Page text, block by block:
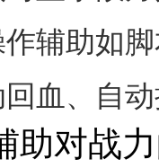
作辅助如
血、自
助对战